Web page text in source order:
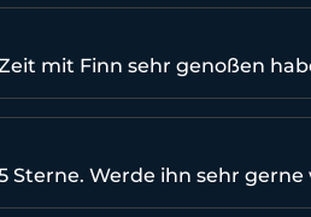
mit Finn sehr genoßen
Werde ihn sehr